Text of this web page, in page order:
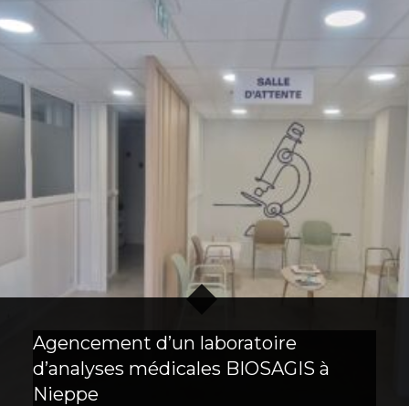
Agencement d’un laboratoire
d’analyses médicales BIOSAGIS à
Nieppe